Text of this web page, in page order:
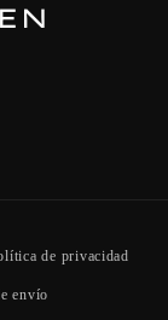
de privacidad
envío